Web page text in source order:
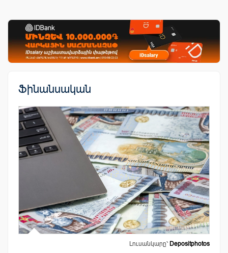
Ֆինանսական
Լուսանկարը՝ Depositphotos